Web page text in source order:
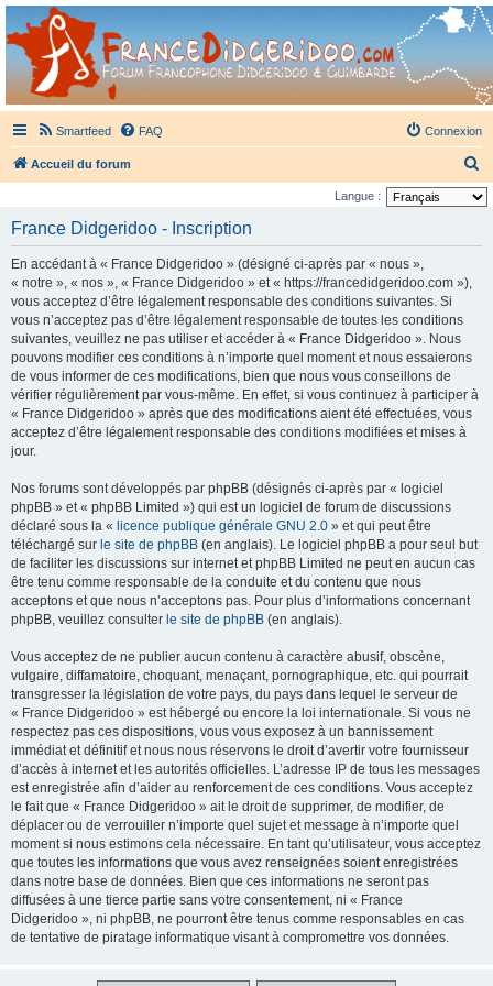
France Didgeridoo
Didgeridoo et Guimbarde sur France Didgeridoo - retrouvez la communauté.
Smartfeed FAQ Connexion
Accueil du forum
e
h
Langue :
France Didgeridoo - Inscription
En accédant à « France Didgeridoo » (désigné ci-après par « nous »,
« notre », « nos », « France Didgeridoo » et « https://francedidgeridoo.com »),
vous acceptez d’être légalement responsable des conditions suivantes. Si
vous n’acceptez pas d’être légalement responsable de toutes les conditions
suivantes, veuillez ne pas utiliser et accéder à « France Didgeridoo ». Nous
pouvons modifier ces conditions à n’importe quel moment et nous essaierons
de vous informer de ces modifications, bien que nous vous conseillons de
vérifier régulièrement par vous-même. En effet, si vous continuez à participer à
« France Didgeridoo » après que des modifications aient été effectuées, vous
acceptez d’être légalement responsable des conditions modifiées et mises à
jour.
Nos forums sont développés par phpBB (désignés ci-après par « logiciel
phpBB » et « phpBB Limited ») qui est un logiciel de forum de discussions
déclaré sous la « licence publique générale GNU 2.0 » et qui peut être
téléchargé sur le site de phpBB (en anglais). Le logiciel phpBB a pour seul but
de faciliter les discussions sur internet et phpBB Limited ne peut en aucun cas
être tenu comme responsable de la conduite et du contenu que nous
acceptons et que nous n’acceptons pas. Pour plus d’informations concernant
phpBB, veuillez consulter le site de phpBB (en anglais).
Vous acceptez de ne publier aucun contenu à caractère abusif, obscène,
vulgaire, diffamatoire, choquant, menaçant, pornographique, etc. qui pourrait
transgresser la législation de votre pays, du pays dans lequel le serveur de
« France Didgeridoo » est hébergé ou encore la loi internationale. Si vous ne
respectez pas ces dispositions, vous vous exposez à un bannissement
immédiat et définitif et nous nous réservons le droit d’avertir votre fournisseur
d’accès à internet et les autorités officielles. L’adresse IP de tous les messages
est enregistrée afin d’aider au renforcement de ces conditions. Vous acceptez
le fait que « France Didgeridoo » ait le droit de supprimer, de modifier, de
déplacer ou de verrouiller n’importe quel sujet et message à n’importe quel
moment si nous estimons cela nécessaire. En tant qu’utilisateur, vous acceptez
que toutes les informations que vous avez renseignées soient enregistrées
dans notre base de données. Bien que ces informations ne seront pas
diffusées à une tierce partie sans votre consentement, ni « France
Didgeridoo », ni phpBB, ne pourront être tenus comme responsables en cas
de tentative de piratage informatique visant à compromettre vos données.